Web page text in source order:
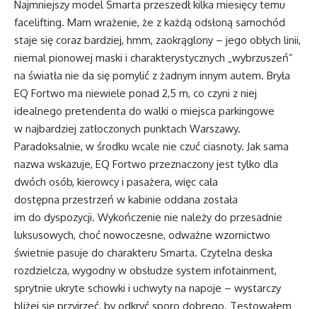
Najmniejszy model Smarta przeszedł kilka miesięcy temu
facelifting. Mam wrażenie, że z każdą odsłoną samochód
staje się coraz bardziej, hmm, zaokrąglony – jego obłych linii,
niemal pionowej maski i charakterystycznych „wybrzuszeń”
na światła nie da się pomylić z żadnym innym autem. Bryła
EQ Fortwo ma niewiele ponad 2,5 m, co czyni z niej
idealnego pretendenta do walki o miejsca parkingowe
w najbardziej zatłoczonych punktach Warszawy.
Paradoksalnie, w środku wcale nie czuć ciasnoty. Jak sama
nazwa wskazuje, EQ Fortwo przeznaczony jest tylko dla
dwóch osób, kierowcy i pasażera, więc cała
dostępna przestrzeń w kabinie oddana została
im do dyspozycji. Wykończenie nie należy do przesadnie
luksusowych, choć nowoczesne, odważne wzornictwo
świetnie pasuje do charakteru Smarta. Czytelna deska
rozdzielcza, wygodny w obsłudze system infotainment,
sprytnie ukryte schowki i uchwyty na napoje – wystarczy
bliżej się przyjrzeć, by odkryć sporo dobrego. Testowałem